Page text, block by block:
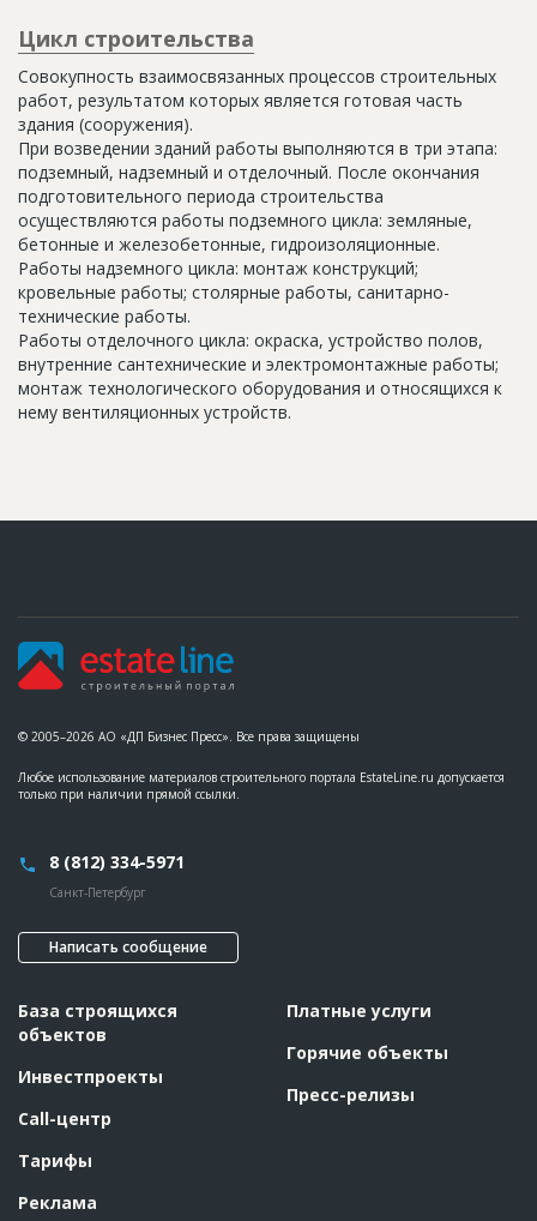
Цикл строительства
Совокупность взаимосвязанных процессов строительных
работ, результатом которых является готовая часть
здания (сооружения).
При возведении зданий работы выполняются в три этапа:
подземный, надземный и отделочный. После окончания
подготовительного периода строительства
осуществляются работы подземного цикла: земляные,
бетонные и железобетонные, гидроизоляционные.
Работы надземного цикла: монтаж конструкций;
кровельные работы; столярные работы, санитарно-
технические работы.
Работы отделочного цикла: окраска, устройство полов,
внутренние сантехнические и электромонтажные работы;
монтаж технологического оборудования и относящихся к
нему вентиляционных устройств.
© 2005–2026 АО «ДП Бизнес Пресс». Все права защищены
Любое использование материалов строительного портала EstateLine.ru допускается
только при наличии прямой ссылки.
8 (812) 334-5971
Санкт-Петербург
Написать сообщение
База строящихся
объектов
Инвестпроекты
Call-центр
Тарифы
Реклама
Платные услуги
Горячие объекты
Пресс-релизы